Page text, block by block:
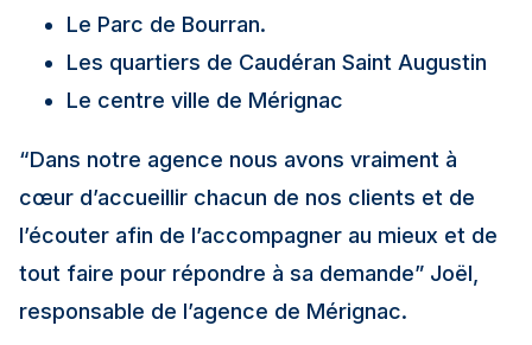
Le Parc de Bourran.
Les quartiers de Caudéran Saint Augustin
Le centre ville de Mérignac
“Dans notre agence nous avons vraiment à
cœur d’accueillir chacun de nos clients et de
l’écouter afin de l’accompagner au mieux et de
tout faire pour répondre à sa demande” Joël,
responsable de l’agence de Mérignac.